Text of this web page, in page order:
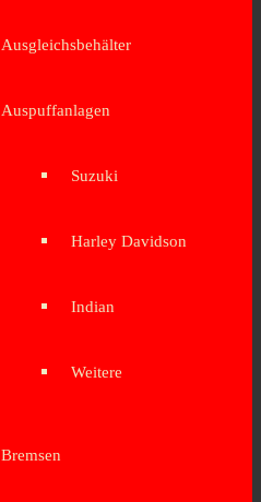
Ausgleichsbehälter
Auspuffanlagen
Suzuki
Harley Davidson
Indian
Weitere
Bremsen